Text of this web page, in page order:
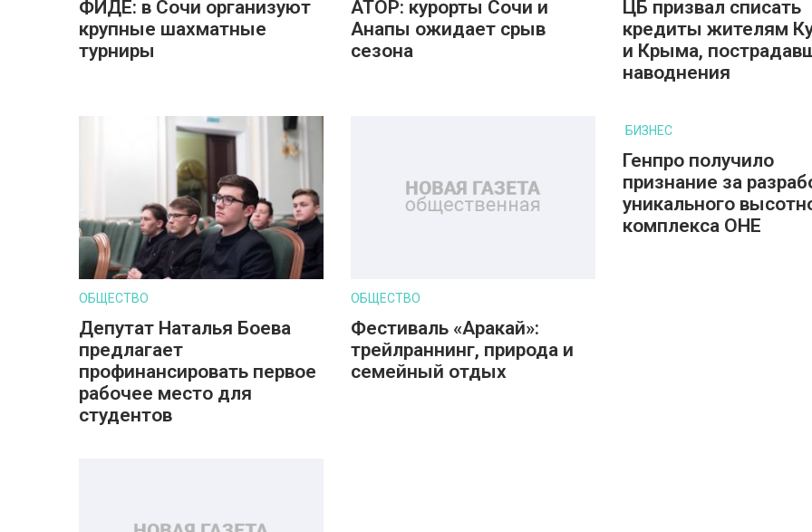
ФИДЕ: в Сочи организуют
крупные шахматные
турниры
АТОР: курорты Сочи и
Анапы ожидает срыв
сезона
ЦБ призвал списать
кредиты жителям
и Крыма,
наводнения
ОБЩЕСТВО
Депутат Наталья Боева
предлагает
профинансировать первое
рабочее место для
студентов
ОБЩЕСТВО
Фестиваль «Аракай»:
трейлраннинг, природа и
семейный отдых
БИЗНЕС
Генпро получило
признание за
уникального
комплекса ОНЕ